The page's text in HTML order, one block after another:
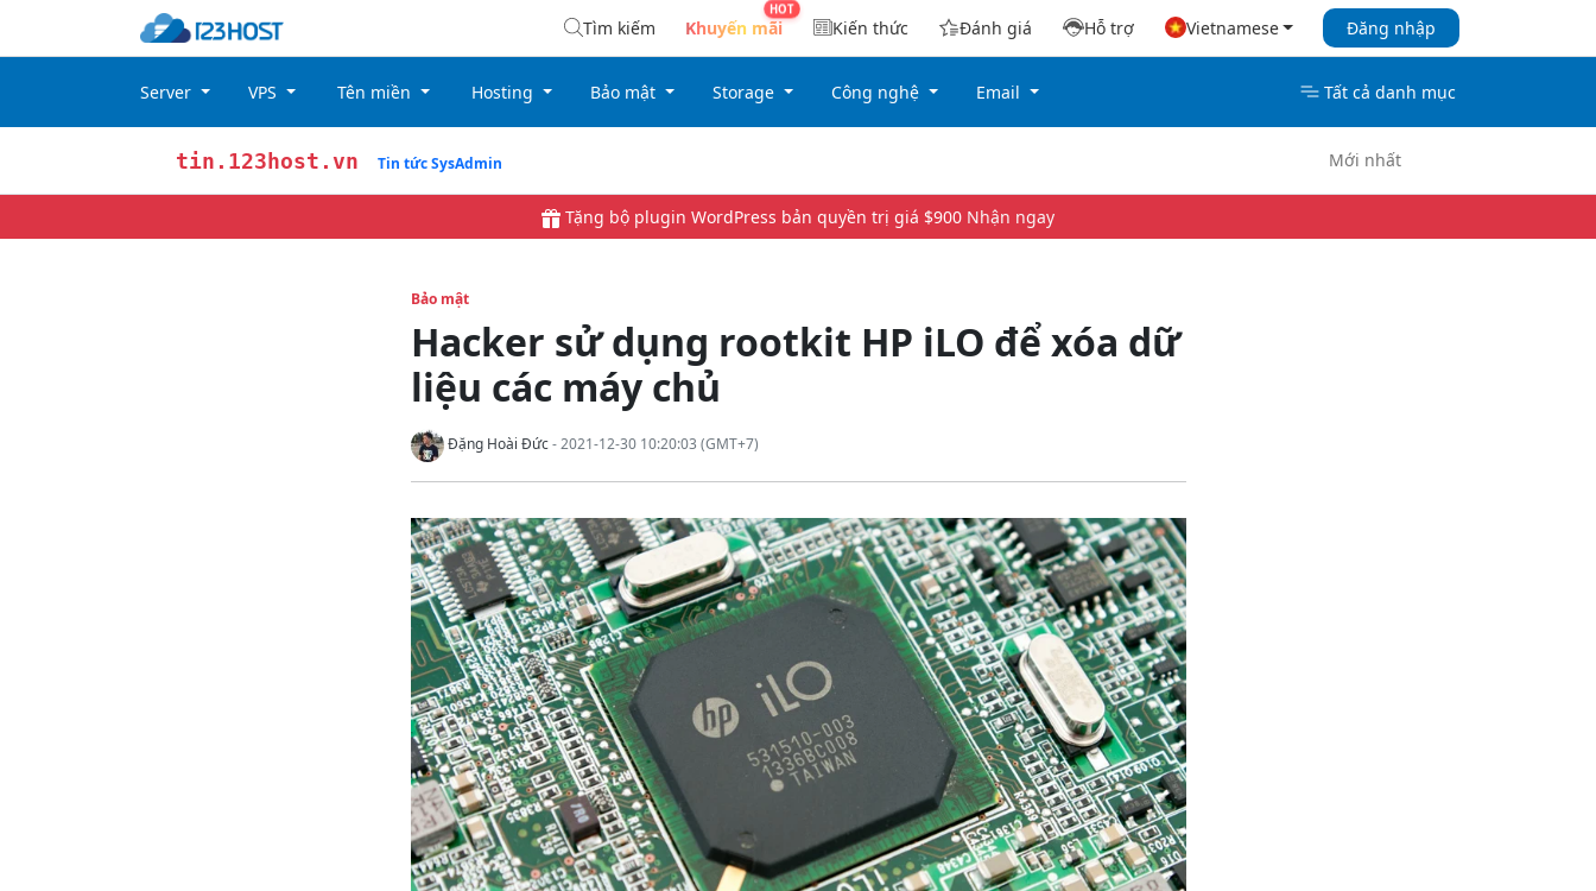
Tìm kiếm Khuyến mãi Kiến thức Đánh giá Hỗ trợ Vietnamese Đăng nhập
Server VPS Tên miền Hosting Bảo mật Storage Công nghệ Email Tất cả danh mục
tin.123host.vn Tin tức SysAdmin Mới nhất
Tặng bộ plugin WordPress bản quyền trị giá $900 Nhận ngay
Bảo mật
Hacker sử dụng rootkit HP iLO để xóa dữ
liệu các máy chủ
Đặng Hoài Đức- 2021-12-30 10:20:03 (GMT+7)